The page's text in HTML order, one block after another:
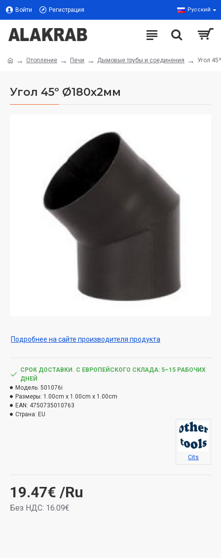
Войти Регистрация Русский
Отопление Печи Дымовые трубы и соединения Угол
Угол 45º Ø180x2мм
Подробнее на сайте производителя продукта
19.47€ /Ru
Без НДС: 16.09€
СРОК ДОСТАВКИ. С ЕВРОПЕЙСКОГО СКЛАДА: 5–15 РАБОЧИХ
ДНЕЙ
Модель: 501076i
Размеры: 1.00cm x 1.00cm x 1.00cm
EAN: 4750735010763
Страна: EU
Cits